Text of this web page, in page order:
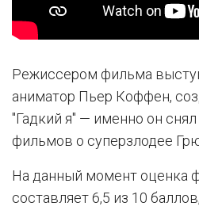
Режиссером фильма
аниматор Пьер Коффен,
"Гадкий я" — именно он
фильмов о суперзлодее
На данный момент оценка
составляет 6,5 из 10